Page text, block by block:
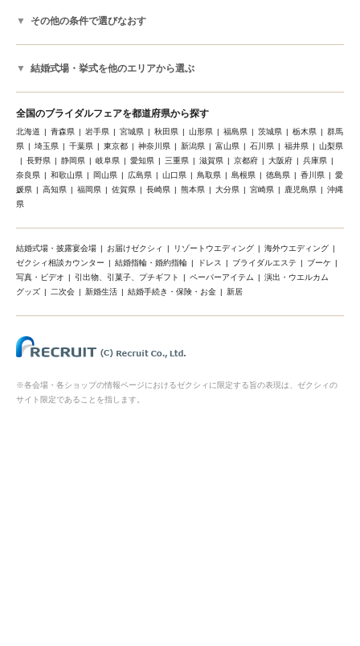
その他の条件で選びなおす
結婚式場・挙式を他のエリアから選ぶ
全国のブライダルフェアを都道府県から探す
北海道 青森県 岩手県 宮城県 秋田県 山形県 福島県 茨城県 栃木県
群馬
県
埼玉県 千葉県 東京都 神奈川県 新潟県 富山県 石川県 福井県
山梨県
長野県
静岡県 岐阜県 愛知県 三重県 滋賀県 京都府 大阪府
兵庫県
奈良県
和歌山県 岡山県 広島県 山口県 鳥取県 島根県 徳島県 香川県
愛
媛県
高知県 福岡県 佐賀県 長崎県 熊本県 大分県 宮崎県 鹿児島県
沖縄
県
結婚式場・披露宴会場 お届けゼクシィ リゾートウエディング
海外ウエディング
ゼクシィ相談カウンター
結婚指輪・婚約指輪 ドレス ブライダルエステ
ブーケ
写真・ビデオ
引出物、引菓子、プチギフト ペーパーアイテム
演出・ウエルカム
グッズ
二次会 新婚生活 結婚手続き・保険・お金 新居
※各会場・各ショップの情報ページにおけるゼクシィに限定する旨の表現は、ゼクシィの
サイト限定であることを指します。